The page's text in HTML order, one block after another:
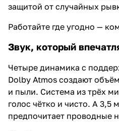
защитой от случайных
Работайте где угодно —
Звук, который
Четыре динамика с
Dolby Atmos создают
и пыли. Система из трёх
голос чётко и чисто. А 3,5
предпочитает проводные